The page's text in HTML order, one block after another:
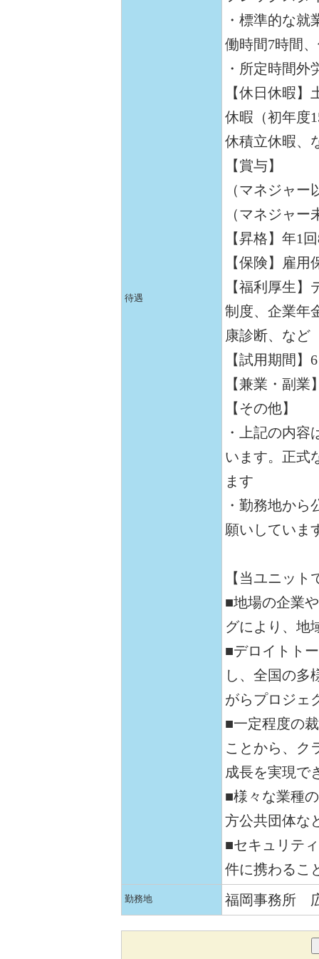
待遇
・標準的な
働時間7時間
・所定時間外
【休日休暇
休暇（初年度
休積立休暇、
【賞与】
（マネジャ
（マネジャ
【昇格】年1
【保険】雇
【福利厚生
制度、企業年
康診断、など
【試用期間】
【兼業・副業
【その他】
・上記の内
います。正式
ます
・勤務地から
願いしていま
【当ユニッ
■地場の企業
グにより、地
■デロイトト
し、全国の多
がらプロジェ
■一定程度の
ことから、ク
成長を実現で
■様々な業種
方公共団体な
■セキュリテ
件に携わるこ
勤務地 福岡事務所